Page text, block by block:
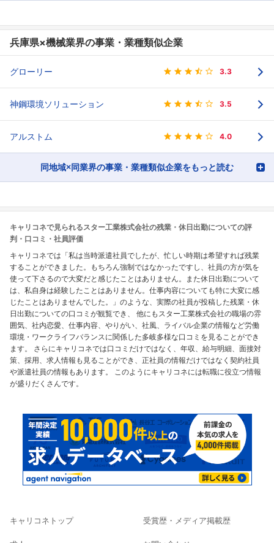
兵庫県×機械業界の事業・業種類似企業
グローリー 3.3
神鋼環境ソリューション 3.5
アルストム 4.0
同地域×同業界の事業・業種類似企業をもっと読む
キャリコネで見られるスター工業株式会社の残業・休日出勤についての評
判・口コミ・社員評価
キャリコネでは「私は当時派遣社員でしたが、忙しい時期は希望すれば残業
することができました。もちろん強制ではなかったですし、社員の方が気を
使って下さるので大変だと感じたことはありません。また休日出勤について
は、私自身は経験したことはありません。仕事内容についても特に大変に感
じたことはありませんでした。」のような、実際の社員が投稿した残業・休
日出勤についての口コミが観覧でき、 他にもスター工業株式会社の職場の雰
囲気、社内恋愛、仕事内容、やりがい、社風、ライバル企業の情報など労働
環境・ワークライフバランスに関係した多岐多様な口コミを見ることができ
ます。 さらにキャリコネでは口コミだけではなく、年収、給与明細、面接対
策、採用、求人情報も見ることができ、正社員の情報だけではなく契約社員
や派遣社員の情報もあります。 このようにキャリコネには転職に役立つ情報
が盛りだくさんです。
キャリコネトップ 受賞歴・メディア掲載歴